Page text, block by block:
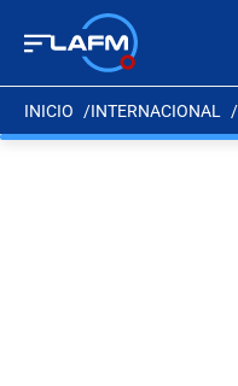
INICIO INTERNACIONAL